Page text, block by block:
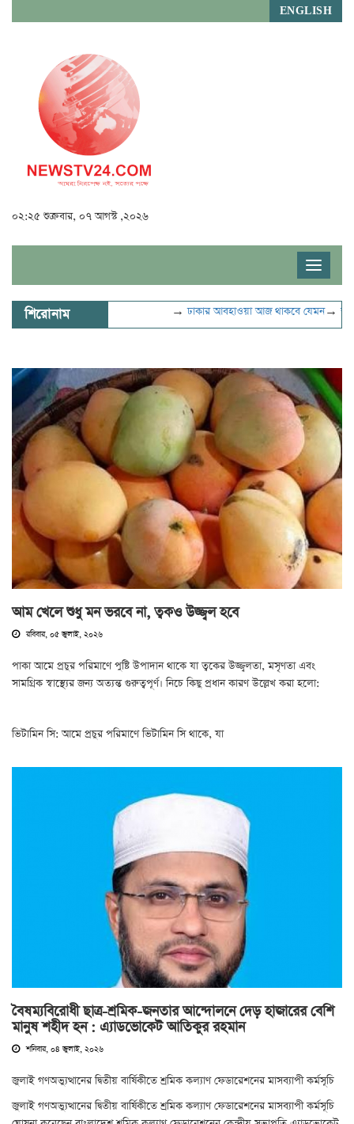
ENGLISH
০২:২৫ শুক্রবার, ০৭ আগস্ট ,২০২৬
Toggle
শিরোনাম ঢাকার আবহাওয়া আজ থাকবে যেমন→ভুল
আম খেলে শুধু মন ভরবে না, ত্বকও উজ্জ্বল হবে
রবিবার, ০৫ জুলাই, ২০২৬
পাকা আমে প্রচুর পরিমাণে পুষ্টি উপাদান থাকে যা ত্বকের উজ্জ্বলতা, মসৃণতা এবং
সামগ্রিক স্বাস্থ্যের জন্য অত্যন্ত গুরুত্বপূর্ণ। নিচে কিছু প্রধান কারণ উল্লেখ করা হলো:
ভিটামিন সি: আমে প্রচুর পরিমাণে ভিটামিন সি থাকে, যা
বৈষম্যবিরোধী ছাত্র-শ্রমিক-জনতার আন্দোলনে দেড় হাজারের বেশি
মানুষ শহীদ হন : এ্যাডভোকেট আতিকুর রহমান
শনিবার, ০৪ জুলাই, ২০২৬
জুলাই গণঅভ্যুত্থানের দ্বিতীয় বার্ষিকীতে শ্রমিক কল্যাণ ফেডারেশনের মাসব্যাপী কর্মসূচি
জুলাই গণঅভ্যুত্থানের দ্বিতীয় বার্ষিকীতে শ্রমিক কল্যাণ ফেডারেশনের মাসব্যাপী কর্মসূচি